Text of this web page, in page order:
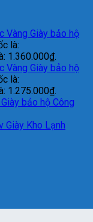
Giày bảo hộ
là:
1.360.000₫.
Giày bảo hộ
là:
1.275.000₫.
Giày bảo hộ Công
Giày Kho Lạnh